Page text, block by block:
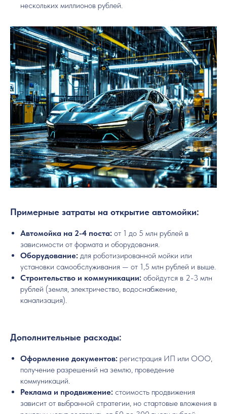
нескольких миллионов рублей.
Примерные затраты на открытие автомойки:
Автомойка на 2-4 поста: от 1 до 5 млн рублей в
зависимости от формата и оборудования.
Оборудование: для роботизированной мойки или
установки самообслуживания — от 1,5 млн рублей и выше.
Строительство и коммуникации: обойдутся в 2-3 млн
рублей (земля, электричество, водоснабжение,
канализация).
Дополнительные расходы:
Оформление документов: регистрация ИП или ООО,
получение разрешений на землю, проведение
коммуникаций.
Реклама и продвижение: стоимость продвижения
зависит от выбранной стратегии, но стартовые вложения в